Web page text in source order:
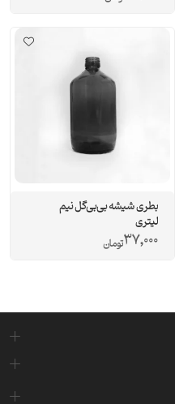
بطری‌ شیشه بی‌بی‌گل نیم‌
لیتری
37,000تومان